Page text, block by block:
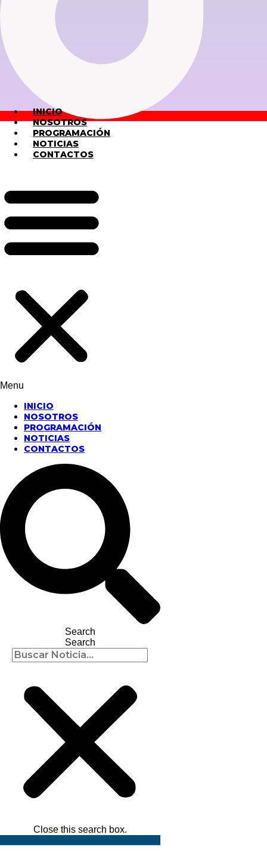
INICIO
NOSOTROS
PROGRAMACIÓN
NOTICIAS
CONTACTOS
Menu
INICIO
NOSOTROS
PROGRAMACIÓN
NOTICIAS
CONTACTOS
Search
Search
Close this search box.